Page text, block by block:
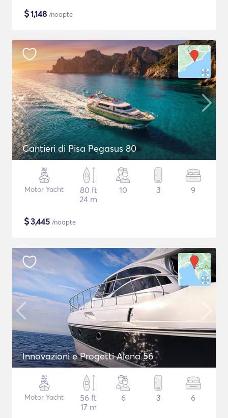
$1,148 /noapte
Cantieri di Pisa Pegasus 80
Motor Yacht
80 ft
24 m
10 3 9
$3,445 /noapte
Innovazioni e Progetti Alena 56
Motor Yacht
56 ft
17 m
6 3 6